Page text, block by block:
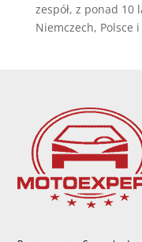
zespół, z ponad 10
Niemczech, Polsce